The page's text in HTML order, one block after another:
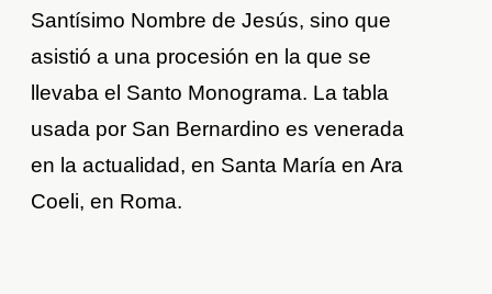
Santísimo Nombre de Jesús, sino que
asistió a una procesión en la que se
llevaba el Santo Monograma. La tabla
usada por San Bernardino es venerada
en la actualidad, en Santa María en Ara
Coeli, en Roma.